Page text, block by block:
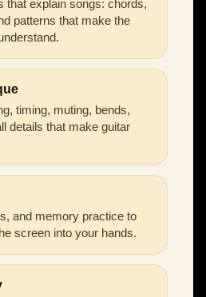
that explain songs: chords,
patterns that make the
timing, muting, bends,
details that make guitar
and memory practice to
screen into your hands.